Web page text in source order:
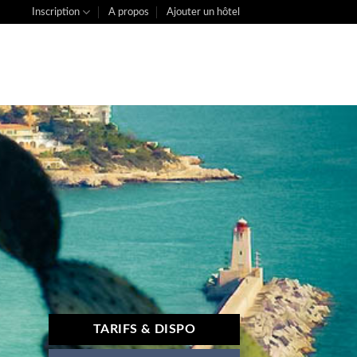
Inscription A propos Ajouter un hôtel
TARIFS & DISPO